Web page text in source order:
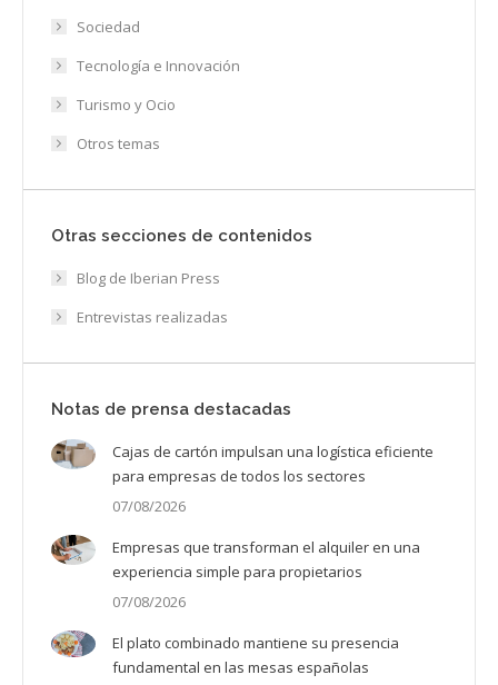
Sociedad
Tecnología e Innovación
Turismo y Ocio
Otros temas
Otras secciones de contenidos
Blog de Iberian Press
Entrevistas realizadas
Notas de prensa destacadas
Cajas de cartón impulsan una logística eficiente
para empresas de todos los sectores
07/08/2026
Empresas que transforman el alquiler en una
experiencia simple para propietarios
07/08/2026
El plato combinado mantiene su presencia
fundamental en las mesas españolas